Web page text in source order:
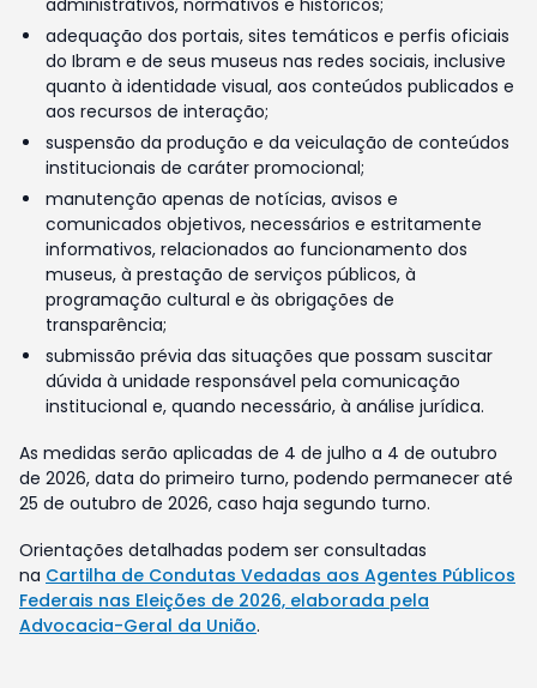
administrativos, normativos e históricos;
adequação dos portais, sites temáticos e perfis oficiais
do Ibram e de seus museus nas redes sociais, inclusive
quanto à identidade visual, aos conteúdos publicados e
aos recursos de interação;
suspensão da produção e da veiculação de conteúdos
institucionais de caráter promocional;
manutenção apenas de notícias, avisos e
comunicados objetivos, necessários e estritamente
informativos, relacionados ao funcionamento dos
museus, à prestação de serviços públicos, à
programação cultural e às obrigações de
transparência;
submissão prévia das situações que possam suscitar
dúvida à unidade responsável pela comunicação
institucional e, quando necessário, à análise jurídica.
As medidas serão aplicadas de 4 de julho a 4 de outubro
de 2026, data do primeiro turno, podendo permanecer até
25 de outubro de 2026, caso haja segundo turno.
Orientações detalhadas podem ser consultadas
na Cartilha de Condutas Vedadas aos Agentes Públicos
Federais nas Eleições de 2026, elaborada pela
Advocacia-Geral da União.